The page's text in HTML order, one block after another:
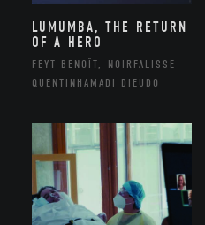
LUMUMBA, THE RETURN
OF A HERO
FEYT BENOÎT, NOIRFALISSE
QUENTINHAMADI DIEUDO